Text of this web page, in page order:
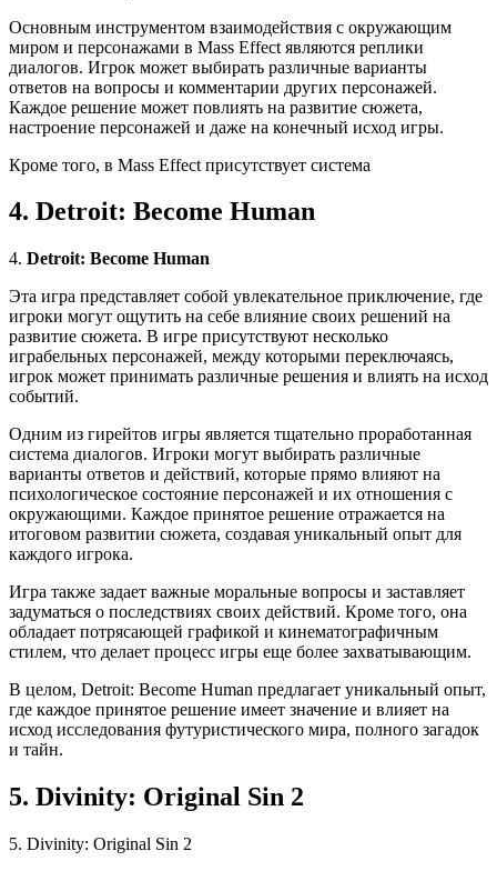
Основным инструментом взаимодействия с окружающим
миром и персонажами в Mass Effect являются реплики
диалогов. Игрок может выбирать различные варианты
ответов на вопросы и комментарии других персонажей.
Каждое решение может повлиять на развитие сюжета,
настроение персонажей и даже на конечный исход игры.
Кроме того, в Mass Effect присутствует система
4. Detroit: Become Human
4. Detroit: Become Human
Эта игра представляет собой увлекательное приключение, где
игроки могут ощутить на себе влияние своих решений на
развитие сюжета. В игре присутствуют несколько
играбельных персонажей, между которыми переключаясь,
игрок может принимать различные решения и влиять на исход
событий.
Одним из гирейтов игры является тщательно проработанная
система диалогов. Игроки могут выбирать различные
варианты ответов и действий, которые прямо влияют на
психологическое состояние персонажей и их отношения с
окружающими. Каждое принятое решение отражается на
итоговом развитии сюжета, создавая уникальный опыт для
каждого игрока.
Игра также задает важные моральные вопросы и заставляет
задуматься о последствиях своих действий. Кроме того, она
обладает потрясающей графикой и кинематографичным
стилем, что делает процесс игры еще более захватывающим.
В целом, Detroit: Become Human предлагает уникальный опыт,
где каждое принятое решение имеет значение и влияет на
исход исследования футуристического мира, полного загадок
и тайн.
5. Divinity: Original Sin 2
5. Divinity: Original Sin 2